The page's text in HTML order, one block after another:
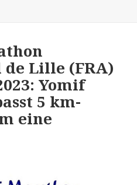
Lille (FRA)
Yomif
5 km-
eine